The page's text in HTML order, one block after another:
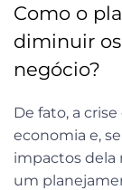
Como o
diminuir
negócio?
De fato, a
economia e,
impactos dela
um